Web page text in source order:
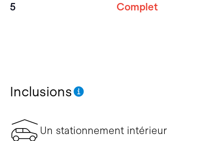
Inclusions
Un stationnement intérieur
5 Complet